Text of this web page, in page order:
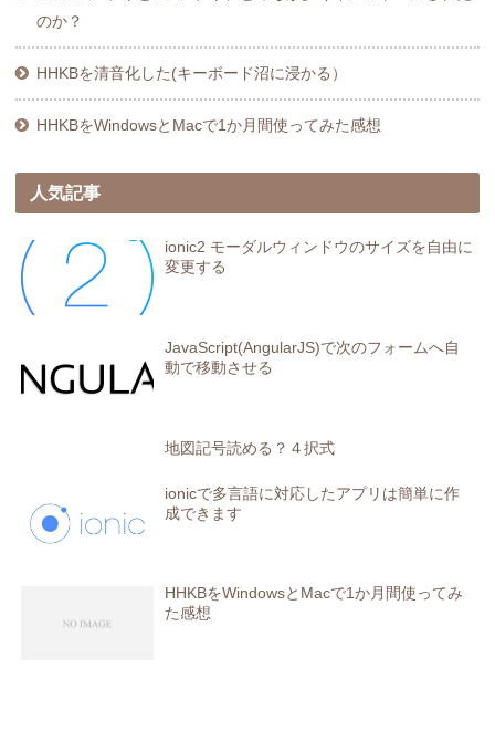
のか？
HHKBを清音化した(キーボード沼に浸かる）
HHKBをWindowsとMacで1か月間使ってみた感想
人気記事
ionic2 モーダルウィンドウのサイズを自由に
変更する
JavaScript(AngularJS)で次のフォームへ自
動で移動させる
地図記号読める？４択式
ionicで多言語に対応したアプリは簡単に作
成できます
HHKBをWindowsとMacで1か月間使ってみ
た感想